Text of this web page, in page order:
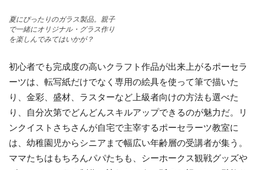
夏にぴったりのガラス製品。親子
で一緒にオリジナル・グラス作り
を楽しんでみてはいかが？
初心者でも完成度の高いクラフト作品が出来上がるポーセラ
ーツは、転写紙だけでなく専用の絵具を使って筆で描いた
り、金彩、盛材、ラスターなど上級者向けの方法も選べた
り、自分次第でどんどんスキルアップできるのが魅力だ。リ
ンクイストさちさんが自宅で主宰するポーセラーツ教室に
は、幼稚園児からシニアまで幅広い年齢層の受講者が集う。
ママたちはもちろんパパたちも、シーホークス観戦グッズや